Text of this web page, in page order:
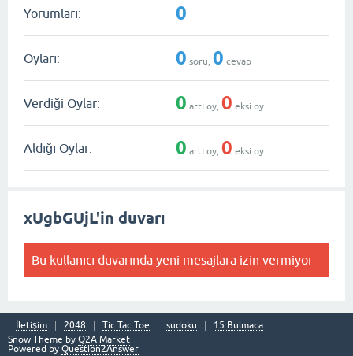
Yorumları: 0
Oyları: 0 soru, 0 cevap
Verdiği Oylar: 0 artı oy, 0 eksi oy
Aldığı Oylar: 0 artı oy, 0 eksi oy
xUgbGUjL'in duvarı
Bu kullanıcı duvarında yeni mesajlara izin vermiyor
İletişim 2048 Tic Tac Toe sudoku
15 Bulmaca
Snow Theme by Q2A Market
Powered by Question2Answer